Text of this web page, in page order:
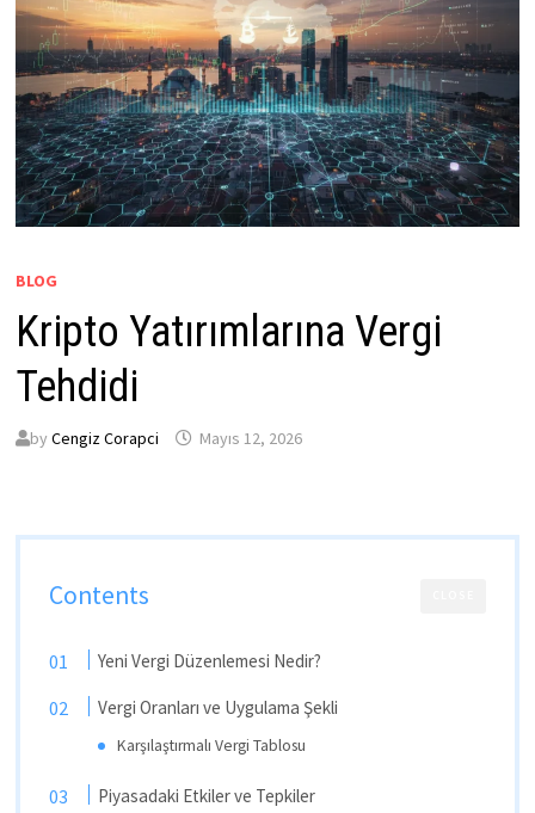
BLOG
Kripto Yatırımlarına Vergi
Tehdidi
by Cengiz Corapci Mayıs 12, 2026
Contents
Yeni Vergi Düzenlemesi Nedir?
Vergi Oranları ve Uygulama Şekli
Karşılaştırmalı Vergi Tablosu
Piyasadaki Etkiler ve Tepkiler